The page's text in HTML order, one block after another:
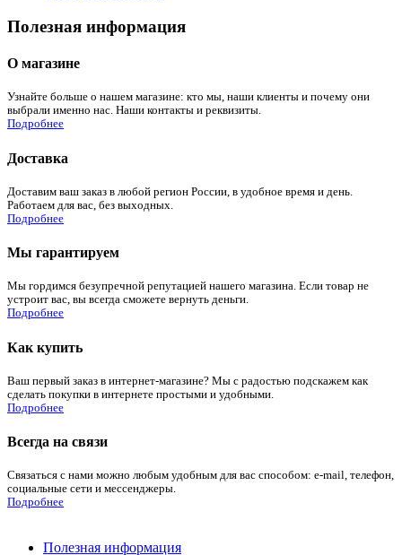
Полезная информация
О магазине
Узнайте больше о нашем магазине: кто мы, наши клиенты и почему они
выбрали именно нас. Наши контакты и реквизиты.
Подробнее
Доставка
Доставим ваш заказ в любой регион России, в удобное время и день.
Работаем для вас, без выходных.
Подробнее
Мы гарантируем
Мы гордимся безупречной репутацией нашего магазина. Если товар не
устроит вас, вы всегда сможете вернуть деньги.
Подробнее
Как купить
Ваш первый заказ в интернет-магазине? Мы с радостью подскажем как
сделать покупки в интернете простыми и удобными.
Подробнее
Всегда на связи
Связаться с нами можно любым удобным для вас способом: e-mail, телефон,
социальные сети и мессенджеры.
Подробнее
Полезная информация